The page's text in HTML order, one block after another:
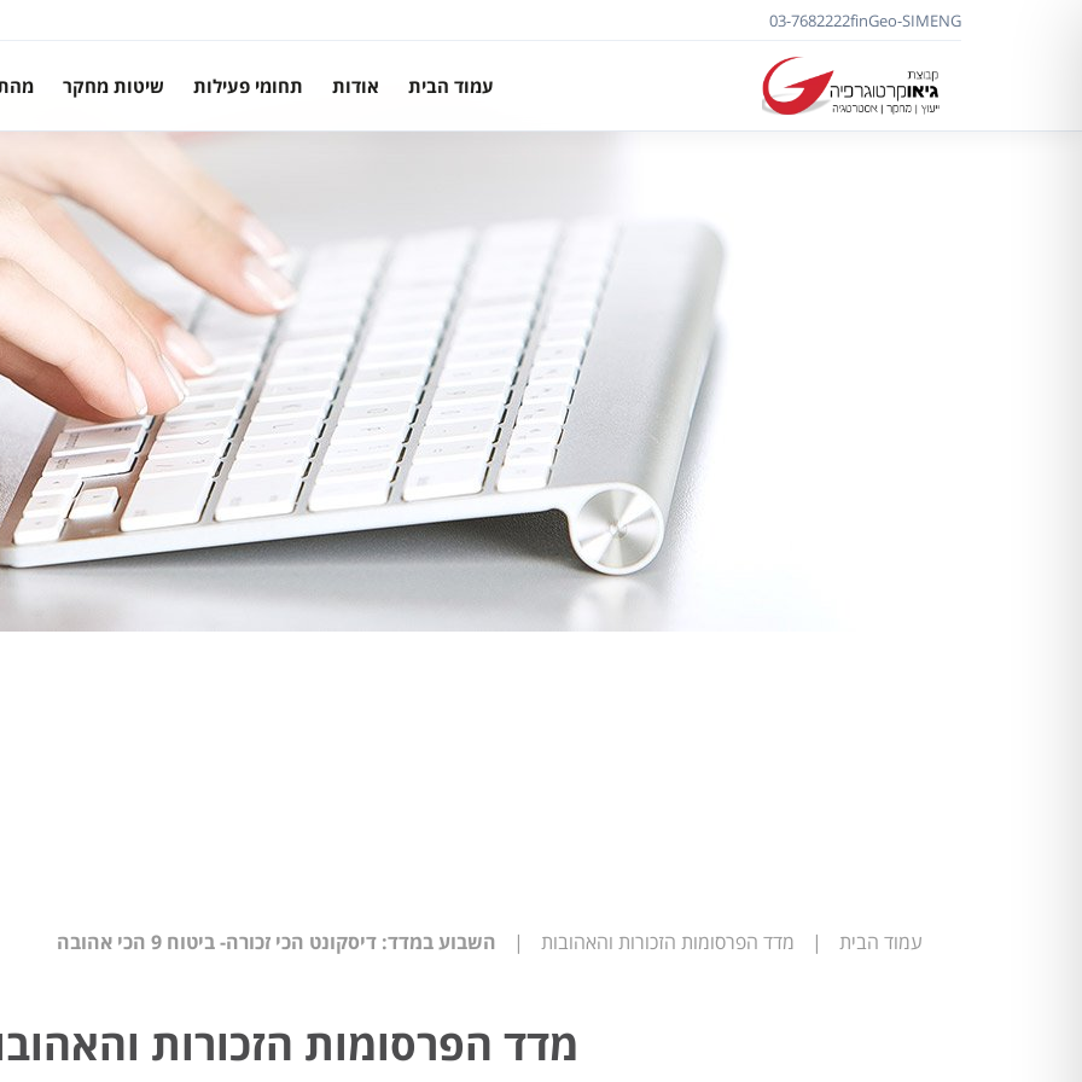
ENG
Geo-SIM
in
f
03-7682222
עמוד הבית אודות תחומי פעילות שיטות מחקר
עמוד הבית | מדד הפרסומות הזכורות והאהובות | השבוע במדד: דיסקונט הכי זכורה- ביטוח 9 הכי אהובה
מדד הפרסומות הזכורות